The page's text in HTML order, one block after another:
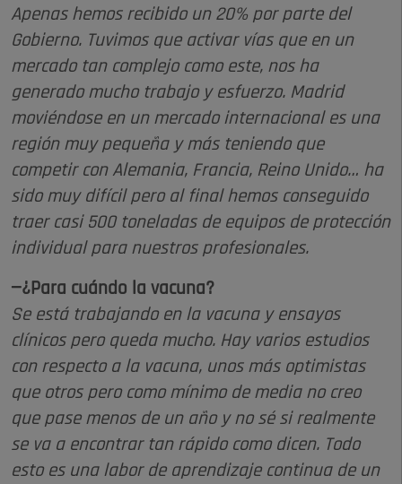
Apenas hemos recibido un 20% por parte del
Gobierno. Tuvimos que activar vías que en un
mercado tan complejo como este, nos ha
generado mucho trabajo y esfuerzo. Madrid
moviéndose en un mercado internacional es una
región muy pequeña y más teniendo que
competir con Alemania, Francia, Reino Unido… ha
sido muy difícil pero al final hemos conseguido
traer casi 500 toneladas de equipos de protección
individual para nuestros profesionales.
—¿Para cuándo la vacuna?
Se está trabajando en la vacuna y ensayos
clínicos pero queda mucho. Hay varios estudios
con respecto a la vacuna, unos más optimistas
que otros pero como mínimo de media no creo
que pase menos de un año y no sé si realmente
se va a encontrar tan rápido como dicen. Todo
esto es una labor de aprendizaje continua de un